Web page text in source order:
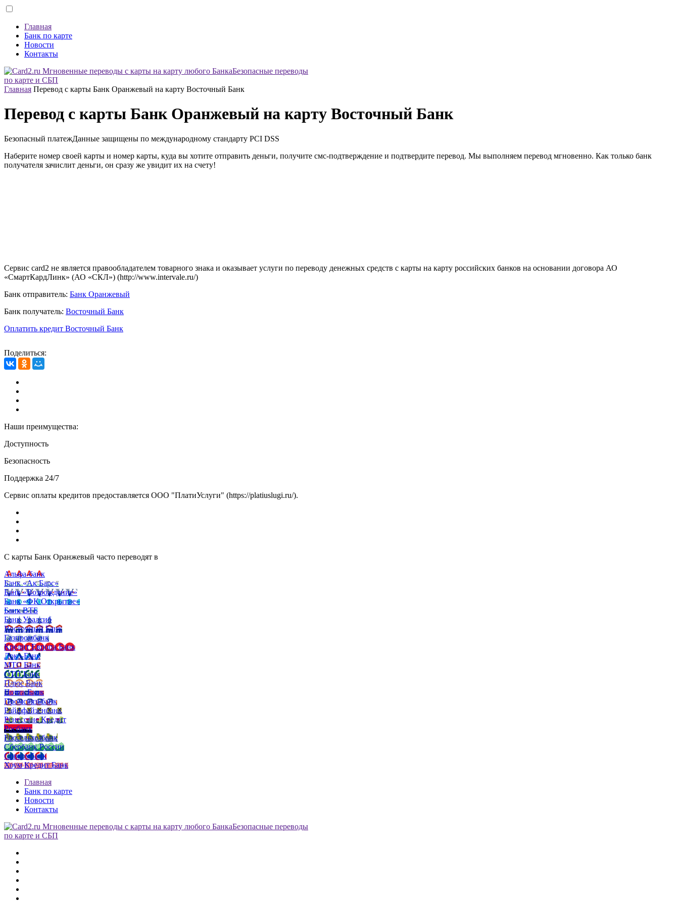
Главная
Банк по карте
Новости
Контакты
Безопасные переводы
по карте и СБП
Главная Перевод с карты Банк Оранжевый на карту Восточный Банк
Перевод с карты Банк Оранжевый на карту Восточный Банк
Безопасный платежДанные защищены по международному стандарту PCI DSS
Наберите номер своей карты и номер карты, куда вы хотите отправить деньги, получите смс-подтверждение и подтвердите перевод. Мы выполняем перевод мгновенно. Как только банк
получателя зачислит деньги, он сразу же увидит их на счету!
Сервис card2 не является правообладателем товарного знака и оказывает услуги по переводу денежных средств с карты на карту российских банков на основании договора АО
«СмартКардЛинк» (АО «СКЛ») (http://www.intervale.ru/)
Банк отправитель: Банк Оранжевый
Банк получатель: Восточный Банк
Оплатить кредит Восточный Банк
Поделиться:
Наши преимущества:
Доступность
Безопасность
Поддержка 24/7
Сервис оплаты кредитов предоставляется ООО "ПлатиУслуги" (https://platiuslugi.ru/).
С карты Банк Оранжевый часто переводят в
Альфа-банк
Банк «Ак Барс»
Банк «Возрождение»
Банк «ФК Открытие»
Банк ВТБ
Банк Уралсиб
Восточный Банк
Газпромбанк
Кредит Европа Банк
Локо-Банк
МТС Банк
ОТП Банк
Плюс Банк
Почта Банк
Промсвязьбанк
Райффайзенбанк
Ренессанс Кредит
Росбанк
Россельхозбанк
Сбербанк России
Совкомбанк
Хоум Кредит Банк
Главная
Банк по карте
Новости
Контакты
Безопасные переводы
по карте и СБП